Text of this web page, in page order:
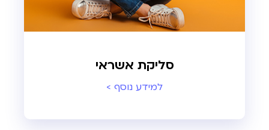
סליקת אשראי
למידע נוסף >